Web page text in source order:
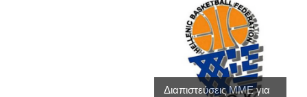
Διαπιστεύσεις MME για